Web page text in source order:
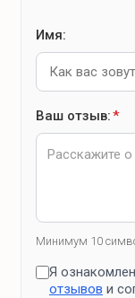
Имя:
Ваш отзыв:*
Минимум 10
Я
отзывов и